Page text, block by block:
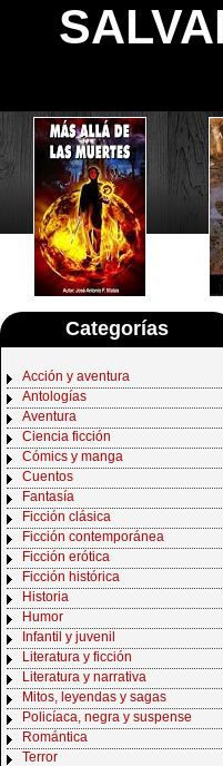
Categorías
Acción y aventura
Antologías
Aventura
Ciencia ficción
Cómics y manga
Cuentos
Fantasía
Ficción clásica
Ficción contemporánea
Ficción erótica
Ficción histórica
Historia
Humor
Infantil y juvenil
Literatura y ficción
Literatura y narrativa
Mitos, leyendas y sagas
Policíaca, negra y suspense
Romántica
Terror